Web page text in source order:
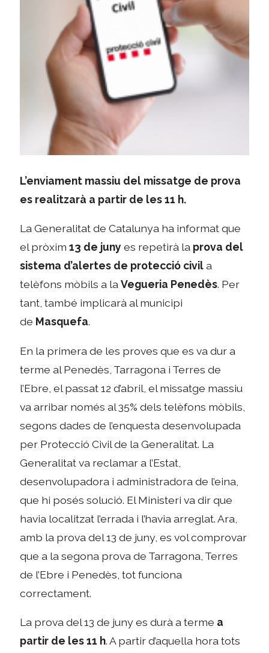
L’enviament massiu del missatge de prova
es realitzarà a partir de les 11 h.
La Generalitat de Catalunya ha informat que
el pròxim13 de juny es repetirà la prova del
sistema d’alertes de protecció civila
telèfons mòbils a laVegueria Penedès. Per
tant, també implicarà al municipi
de Masquefa.
En la primera de les proves que es va dur a
terme al Penedès, Tarragona i Terres de
l’Ebre, el passat 12 d’abril, el missatge massiu
va arribar només al 35% dels telèfons mòbils,
segons dades de l’enquesta desenvolupada
per Protecció Civil de la Generalitat. La
Generalitat va reclamar a l’Estat,
desenvolupadora i administradora de l’eina,
que hi posés solució. El Ministeri va dir que
havia localitzat l’errada i l’havia arreglat. Ara,
amb la prova del 13 de juny, es vol comprovar
que a la segona prova de Tarragona, Terres
de l’Ebre i Penedès, tot funciona
correctament.
La prova del 13 de juny es durà a terme a
partir de les 11 h. A partir d’aquella hora tots